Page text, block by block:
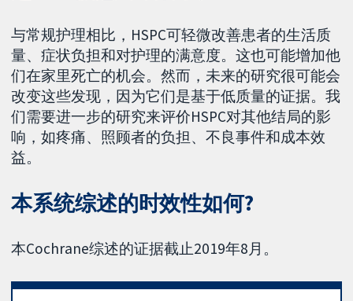
与常规护理相比，HSPC可轻微改善患者的生活质
量、症状负担和对护理的满意度。这也可能增加他
们在家里死亡的机会。然而，未来的研究很可能会
改变这些发现，因为它们是基于低质量的证据。我
们需要进一步的研究来评价HSPC对其他结局的影
响，如疼痛、照顾者的负担、不良事件和成本效
益。
本系统综述的时效性如何?
本Cochrane综述的证据截止2019年8月。